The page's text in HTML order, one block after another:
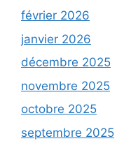
février 2026
janvier 2026
décembre 2025
novembre 2025
octobre 2025
septembre 2025